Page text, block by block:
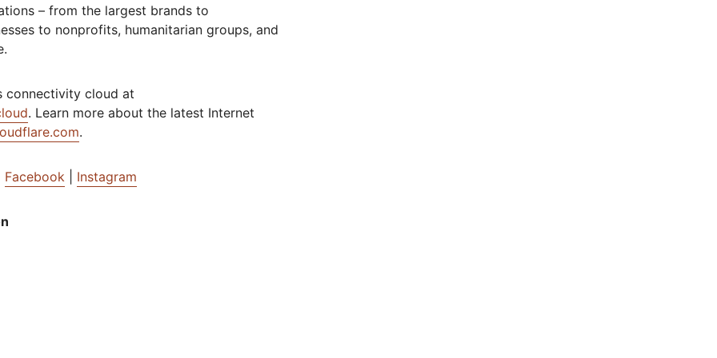
– from the largest brands to
to nonprofits, humanitarian groups, and
connectivity cloud at
. Learn more about the latest Internet
.
Facebook Instagram